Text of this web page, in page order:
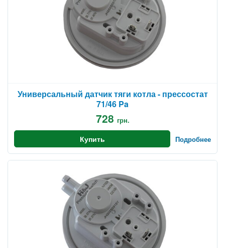
Универсальный датчик тяги котла - прессостат
71/46 Pa
728 грн.
Купить Подробнее